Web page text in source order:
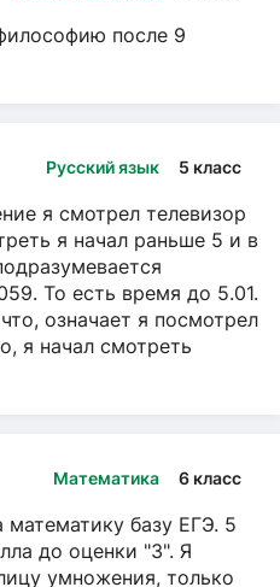
после 9
Русский язык 5 класс
я смотрел телевизор
я начал раньше 5 и в
То есть время до 5.01.
означает я посмотрел
я начал смотреть
Математика 6 класс
математику базу ЕГЭ. 5
до оценки "3". Я
умножения, только